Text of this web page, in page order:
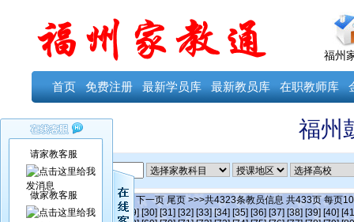
福州
首页 免费注册 最新学员库 最新教员库 在职教师库
福州
ID
当前第52页 上一页 下一页 尾页 >>>共4323条教员信息 共433页 每页10
[24] [25] [26] [27] [28] [29] [30] [31] [32] [33] [34] [35] [36] [37] [38] [39] [40]
请家教客服
做家教客服